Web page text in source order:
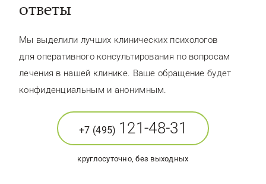
ответы
Мы выделили лучших клинических психологов
для оперативного консультирования по вопросам
лечения в нашей клинике. Ваше обращение будет
конфиденциальным и анонимным.
+7 (495) 121-48-31
круглосуточно, без выходных